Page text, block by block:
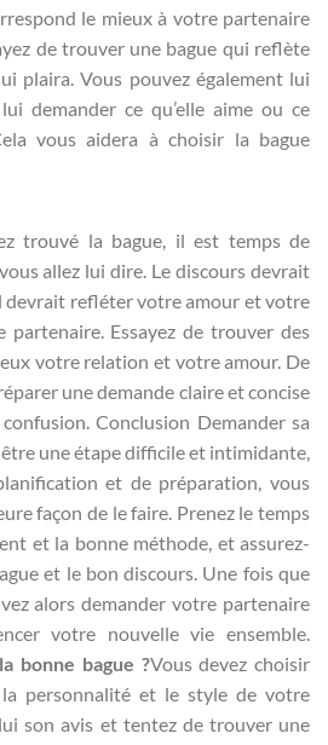
le mieux à votre partenaire
de trouver une bague qui reflète
plaira. Vous pouvez également lui
demander ce qu’elle aime ou ce
vous aidera à choisir la bague
trouvé la bague, il est temps de
allez lui dire. Le discours devrait
devrait refléter votre amour et votre
partenaire. Essayez de trouver des
votre relation et votre amour. De
une demande claire et concise
Conclusion Demander sa
une étape difficile et intimidante,
et de préparation, vous
façon de le faire. Prenez le temps
et la bonne méthode, et assurez-
et le bon discours. Une fois que
alors demander votre partenaire
votre nouvelle vie ensemble.
bonne bague ?Vous devez choisir
personnalité et le style de votre
son avis et tentez de trouver une